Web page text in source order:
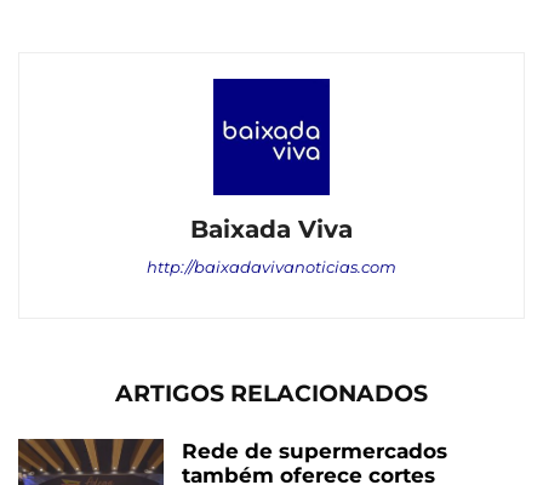
Baixada Viva
http://baixadavivanoticias.com
ARTIGOS RELACIONADOS
Rede de supermercados
também oferece cortes